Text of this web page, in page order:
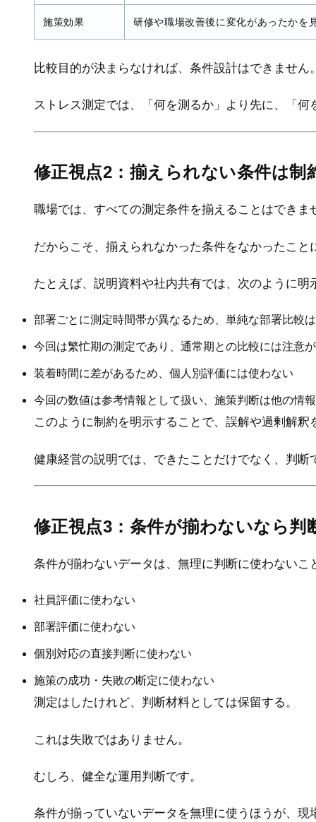
施策効果 研修や職場改善後に変化があったかを
比較目的が決まらなければ、条件設計はできません
ストレス測定では、「何を測るか」より先に、「
修正視点2：揃えられない条件は制
職場では、すべての測定条件を揃えることはできま
だからこそ、揃えられなかった条件をなかったこと
たとえば、説明資料や社内共有では、次のように明
部署ごとに測定時間帯が異なるため、単純な部署比較
今回は繁忙期の測定であり、通常期との比較には注意
装着時間に差があるため、個人別評価には使わない
今回の数値は参考情報として扱い、施策判断は他の情
このように制約を明示することで、誤解や過剰解釈
健康経営の説明では、できたことだけでなく、判
修正視点3：条件が揃わないなら判
条件が揃わないデータは、無理に判断に使わないこ
社員評価に使わない
部署評価に使わない
個別対応の直接判断に使わない
施策の成功・失敗の断定に使わない
測定はしたけれど、判断材料としては保留する。
これは失敗ではありません。
むしろ、健全な運用判断です。
条件が揃っていないデータを無理に使うほうが、